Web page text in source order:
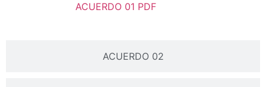
ACUERDO 02
ACUERDO 01 PDF